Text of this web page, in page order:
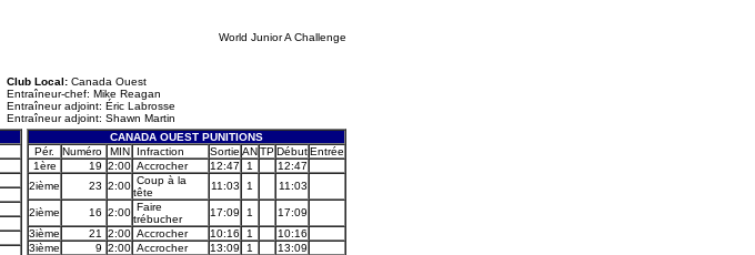
World Junior A Challenge
Club Local: Canada Ouest
Entraîneur-chef: Mike Reagan
Entraîneur adjoint: Éric Labrosse
Entraîneur adjoint: Shawn Martin
CANADA OUEST PUNITIONS
Pér.
Numéro MIN Infraction Sortie ANTPDébutEntrée
1ère
19 2:00 Accrocher 12:47 1
12:47
2ième
23 2:00 Coup à la
tête
11:03 1 11:03
2ième 16 2:00 Faire
trébucher
17:09 1
17:09
3ième
21 2:00 Accrocher 10:16 1
10:16
3ième
9 2:00 Accrocher 13:09 1
13:09